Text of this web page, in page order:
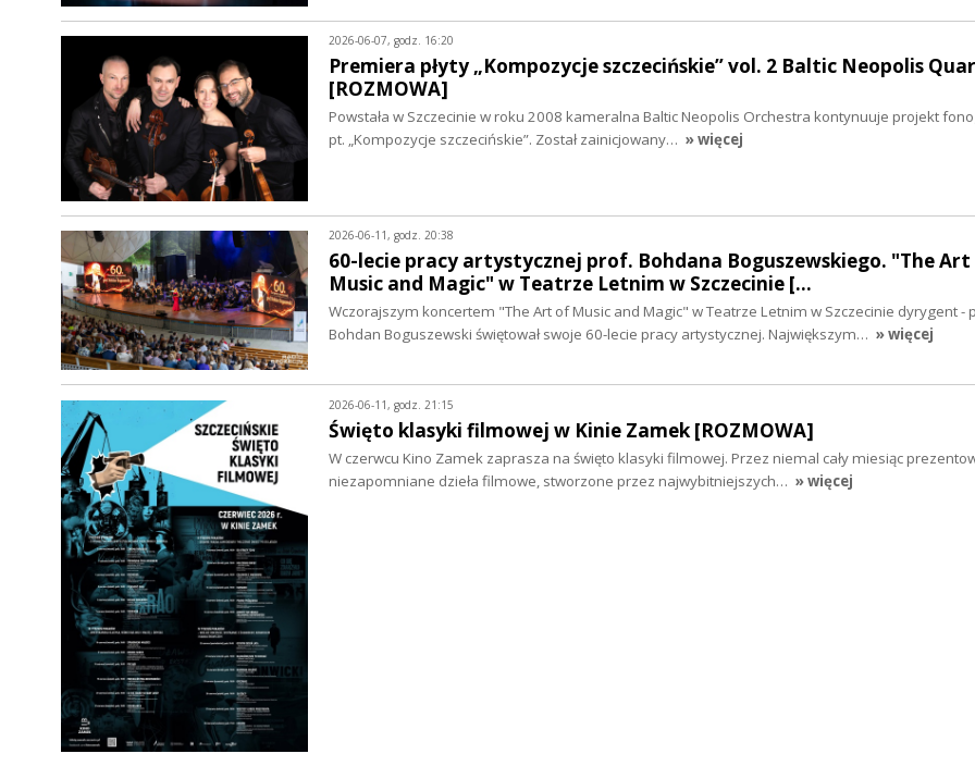
2026-06-07, godz. 16:20
Premiera płyty „Kompozycje szczecińskie” vol. 2 Baltic Neopolis
[ROZMOWA]
Powstała w Szczecinie w roku 2008 kameralna Baltic Neopolis Orchestra kontynuuje projekt
pt. „Kompozycje szczecińskie”. Został zainicjowany… » więcej
2026-06-11, godz. 20:38
60-lecie pracy artystycznej prof. Bohdana Boguszewskiego. "The
Music and Magic" w Teatrze Letnim w Szczecinie […
Wczorajszym koncertem "The Art of Music and Magic" w Teatrze Letnim w Szczecinie dyrygent -
Bohdan Boguszewski świętował swoje 60-lecie pracy artystycznej. Największym… » więcej
2026-06-11, godz. 21:15
Święto klasyki filmowej w Kinie Zamek [ROZMOWA]
W czerwcu Kino Zamek zaprasza na święto klasyki filmowej. Przez niemal cały miesiąc
niezapomniane dzieła filmowe, stworzone przez najwybitniejszych… » więcej